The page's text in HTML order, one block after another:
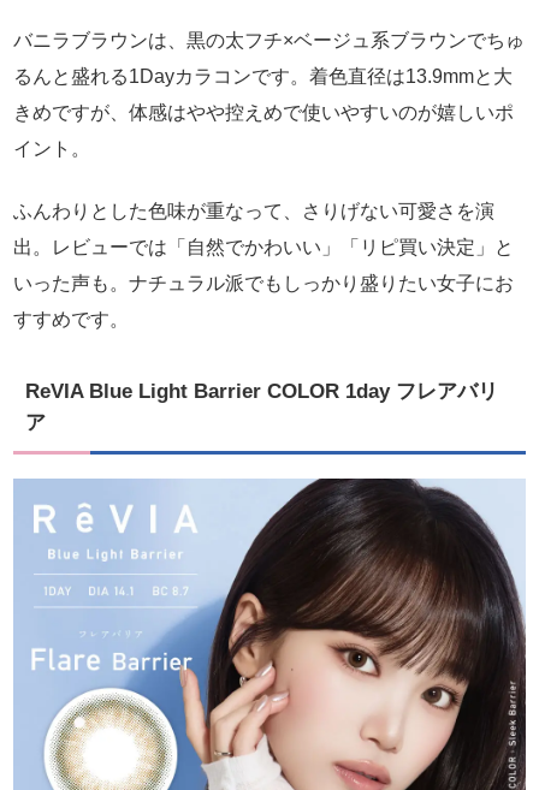
バニラブラウンは、黒の太フチ×ベージュ系ブラウンでちゅ
るんと盛れる1Dayカラコンです。着色直径は13.9mmと大
きめですが、体感はやや控えめで使いやすいのが嬉しいポ
イント。
ふんわりとした色味が重なって、さりげない可愛さを演
出。レビューでは「自然でかわいい」「リピ買い決定」と
いった声も。ナチュラル派でもしっかり盛りたい女子にお
すすめです。
ReVIA Blue Light Barrier COLOR 1day フレアバリ
ア